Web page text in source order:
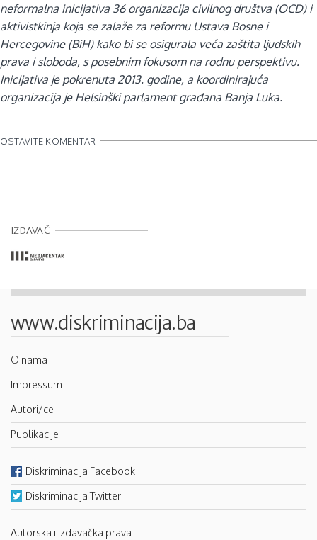
neformalna inicijativa 36 organizacija civilnog društva (OCD) i
aktivistkinja koja se zalaže za reformu Ustava Bosne i
Hercegovine (BiH) kako bi se osigurala veća zaštita ljudskih
prava i sloboda, s posebnim fokusom na rodnu perspektivu.
Inicijativa je pokrenuta 2013. godine, a koordinirajuća
organizacija je Helsinški parlament građana Banja Luka.
OSTAVITE KOMENTAR
IZDAVAČ
www.diskriminacija.ba
O nama
Impressum
Autori/ce
Publikacije
Diskriminacija Facebook
Diskriminacija Twitter
Autorska i izdavačka prava